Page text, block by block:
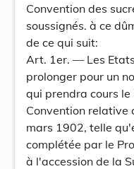
Convention des
soussignés. à ce
de ce qui suit:
Art. 1er. — Les
prolonger pour un
qui prendra cours
Convention relative
mars 1902, telle
complétée par le
à l'accession de la